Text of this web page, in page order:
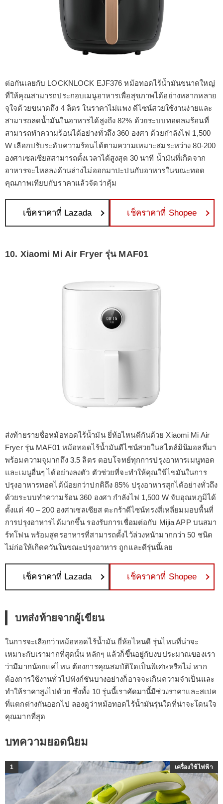
ต่อกันเลยกับ LOCKNLOCK EJF376 หม้อทอดไร้น้ำมันขนาดใหญ่
ที่ให้คุณสามารถประกอบเมนูอาหารเพื่อสุขภาพได้อย่างหลากหลาย
จุใจด้วยขนาดถึง 4 ลิตร ในราคาไม่แพง ดีไซน์สวยใช้งานง่ายและ
สามารถลดน้ำมันในอาหารได้สูงถึง 82% ด้วยระบบทอดลมร้อนที่
สามารถทำความร้อนได้อย่างทั่วถึง 360 องศา ด้วยกำลังไฟ 1,500
W เลือกปรับระดับความร้อนได้ตามความเหมาะสมระหว่าง 80-200
องศาเซลเซียสสามารถตั้งเวลาได้สูงสุด 30 นาที น้ำมันที่เกิดจาก
อาหารจะไหลลงด้านล่างไม่ออกมาปะปนกับอาหารในขณะทอด
คุณภาพเทียบกับราคาแล้วจัดว่าคุ้ม
เช็คราคาที่ Lazada เช็คราคาที่ Shopee
10. Xiaomi Mi Air Fryer รุ่น MAF01
ส่งท้ายรายชื่อหม้อทอดไร้น้ำมัน ยี่ห้อไหนดีกันด้วย Xiaomi Mi Air
Fryer รุ่น MAF01 หม้อทอดไร้น้ำมันดีไซน์สวยในสไตล์มินิมอลที่มา
พร้อมความจุมากถึง 3.5 ลิตร ตอบโจทย์ทุกการปรุงอาหารเมนูทอด
และเมนูอื่นๆ ได้อย่างลงตัว ตัวช่วยที่จะทำให้คุณใช้ไขมันในการ
ปรุงอาหารทอดได้น้อยกว่าปกติถึง 85% ปรุงอาหารสุกได้อย่างทั่วถึง
ด้วยระบบทำความร้อน 360 องศา กำลังไฟ 1,500 W จับอุณหภูมิได้
ตั้งแต่ 40 – 200 องศาเซลเซียส ตะกร้าดีไซน์ทรงสี่เหลี่ยมมอบพื้นที่
การปรุงอาหารได้มากขึ้น รองรับการเชื่อมต่อกับ Mijia APP บนสมา
ร์ทโฟน พร้อมสูตรอาหารที่สามารถตั้งไว้ล่วงหน้ามากกว่า 50 ชนิด
ไม่ก่อให้เกิดควันในขณะปรุงอาหาร ถูกและดีรุ่นนี้เลย
เช็คราคาที่ Lazada เช็คราคาที่ Shopee
บทส่งท้ายจากผู้เขียน
ในการจะเลือกว่าหม้อทอดไร้น้ำมัน ยี่ห้อไหนดี รุ่นไหนที่น่าจะ
เหมาะกับเรามากที่สุดนั้น หลักๆ แล้วก็ขึ้นอยู่กับงบประมาณของเรา
ว่ามีมากน้อยแค่ไหน ต้องการคุณสมบัติใดเป็นพิเศษหรือไม่ หาก
ต้องการใช้งานทั่วไปฟังก์ชันบางอย่างก็อาจจะเกินความจำเป็นและ
ทำให้ราคาสูงไปด้วย ซึ่งทั้ง 10 รุ่นนี้เราคัดมานี้มีช่วงราคาและสเปค
ที่แตกต่างกันออกไป ลองดูว่าหม้อทอดไร้น้ำมันรุ่นใดที่น่าจะโดนใจ
คุณมากที่สุด
บทความยอดนิยม
1 เครื่องใช้ไฟฟ้า